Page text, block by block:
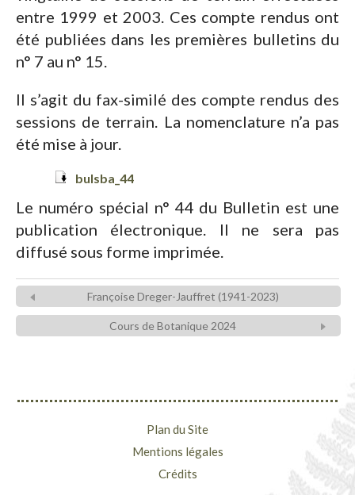
entre 1999 et 2003. Ces compte rendus ont
été publiées dans les premières bulletins du
n° 7 au n° 15.
Il s’agit du fax-similé des compte rendus des
sessions de terrain. La nomenclature n’a pas
été mise à jour.
bulsba_44
Le numéro spécial n° 44 du Bulletin est une
publication électronique. Il ne sera pas
diffusé sous forme imprimée.
Françoise Dreger-Jauffret (1941-2023)
Cours de Botanique 2024
Plan du Site
Mentions légales
Crédits